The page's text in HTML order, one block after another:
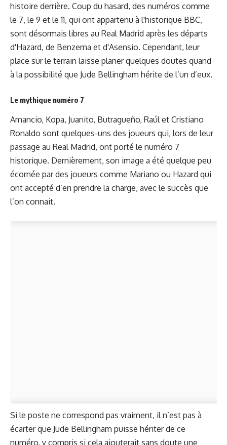
histoire derrière. Coup du hasard, des numéros comme
le 7, le 9 et le 11, qui ont appartenu à l'historique BBC,
sont désormais libres au Real Madrid après les départs
d'Hazard, de Benzema et d'Asensio. Cependant, leur
place sur le terrain laisse planer quelques doutes quand
à la possibilité que Jude Bellingham hérite de l’un d’eux.
Le mythique numéro 7
Amancio, Kopa, Juanito, Butragueño, Raúl et Cristiano
Ronaldo sont quelques-uns des joueurs qui, lors de leur
passage au Real Madrid, ont porté le numéro 7
historique. Dernièrement, son image a été quelque peu
écornée par des joueurs comme Mariano ou Hazard qui
ont accepté d’en prendre la charge, avec le succès que
l’on connait.
Si le poste ne correspond pas vraiment, il n’est pas à
écarter que Jude Bellingham puisse hériter de ce
numéro, y compris si cela ajouterait sans doute une